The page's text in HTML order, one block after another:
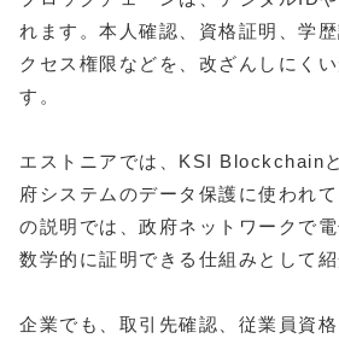
れます。本人確認、資格証明、学
クセス権限などを、改ざんしにく
す。
エストニアでは、KSI Blockchain
府システムのデータ保護に使われ
の説明では、政府ネットワークで
数学的に証明できる仕組みとして紹
企業でも、取引先確認、従業員資